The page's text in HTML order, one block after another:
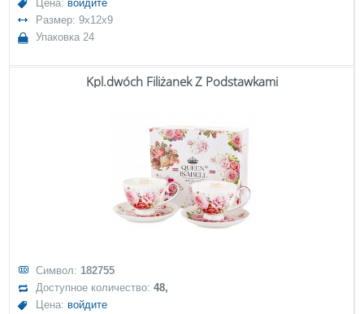
Цена: войдите
Размер: 9x12x9
Упаковка 24
Kpl.dwóch Filiżanek Z Podstawkami
Символ: 182755
Доступное количество:48,
Цена: войдите